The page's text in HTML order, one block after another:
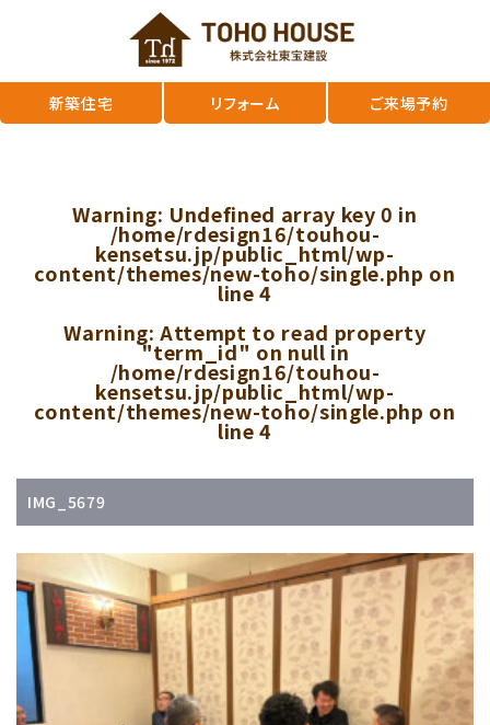
新築住宅 リフォーム ご来場予約
Warning: Undefined array key 0 in
/home/rdesign16/touhou-
kensetsu.jp/public_html/wp-
content/themes/new-toho/single.php on
line4
Warning: Attempt to read property
"term_id" on null in
/home/rdesign16/touhou-
kensetsu.jp/public_html/wp-
content/themes/new-toho/single.php on
line4
IMG_5679